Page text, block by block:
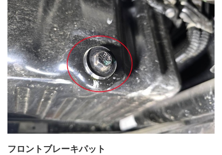
フロントブレーキパット